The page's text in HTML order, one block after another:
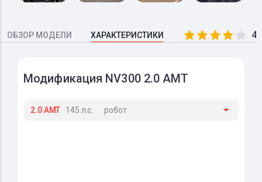
ОБЗОР МОДЕЛИ ХАРАКТЕРИСТИКИ
Модификация NV300 2.0 AMT
2.0 AMT 145 л.с. робот